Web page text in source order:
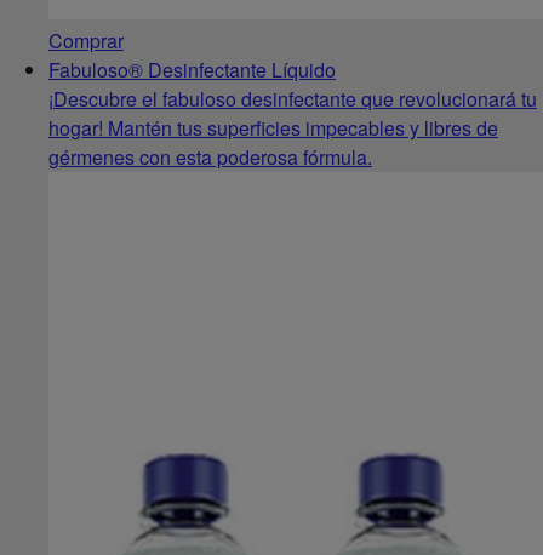
Comprar
Fabuloso® Desinfectante Líquido
¡Descubre el fabuloso desinfectante que revolucionará tu
hogar! Mantén tus superficies impecables y libres de
gérmenes con esta poderosa fórmula.